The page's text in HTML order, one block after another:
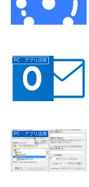
PC・アプリ活用
PC・アプリ活用